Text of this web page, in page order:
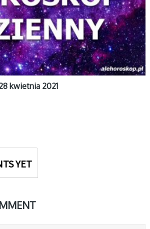
kwietnia 2021
YET